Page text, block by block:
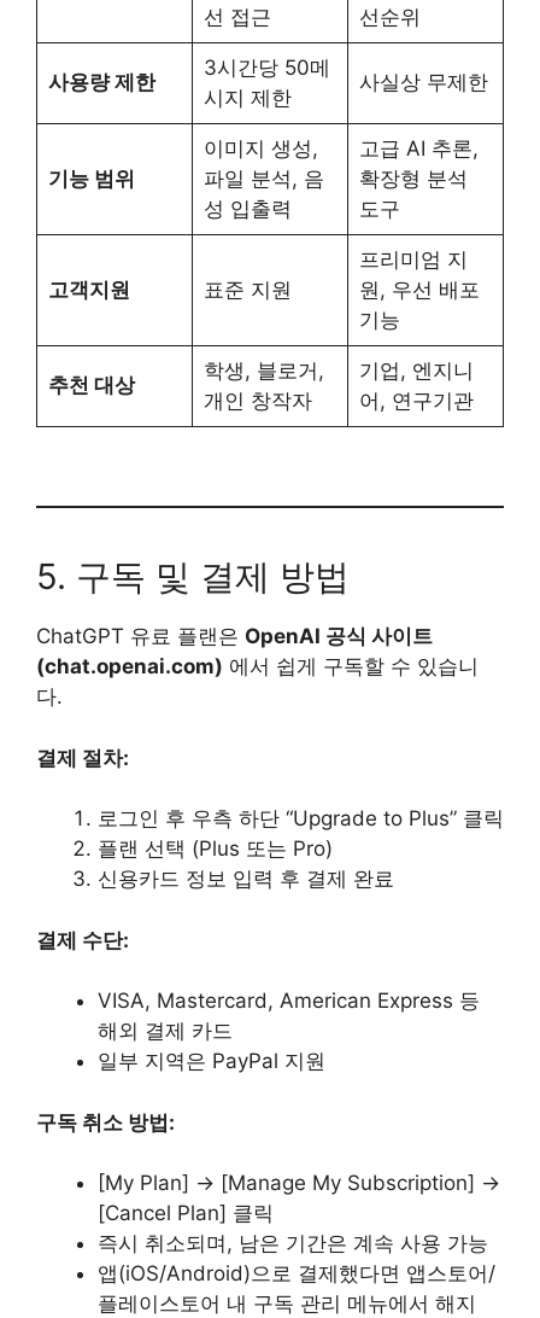
선 접근 선순위
사용량 제한
3시간당 50메
시지 제한
사실상 무제한
기능 범위
이미지 생성,
파일 분석, 음
성 입출력
고급 AI 추론,
확장형 분석
도구
고객지원 표준 지원
프리미엄 지
원, 우선 배포
기능
추천 대상
학생, 블로거,
개인 창작자
기업, 엔지니
어, 연구기관
5. 구독 및 결제 방법
ChatGPT 유료 플랜은 OpenAI 공식 사이트
(chat.openai.com) 에서 쉽게 구독할 수 있습니
다.
결제 절차:
로그인 후 우측 하단 “Upgrade to Plus” 클릭
플랜 선택 (Plus 또는 Pro)
신용카드 정보 입력 후 결제 완료
결제 수단:
VISA, Mastercard, American Express 등
해외 결제 카드
일부 지역은 PayPal 지원
구독 취소 방법:
[My Plan] → [Manage My Subscription] →
[Cancel Plan] 클릭
즉시 취소되며, 남은 기간은 계속 사용 가능
앱(iOS/Android)으로 결제했다면 앱스토어/
플레이스토어 내 구독 관리 메뉴에서 해지